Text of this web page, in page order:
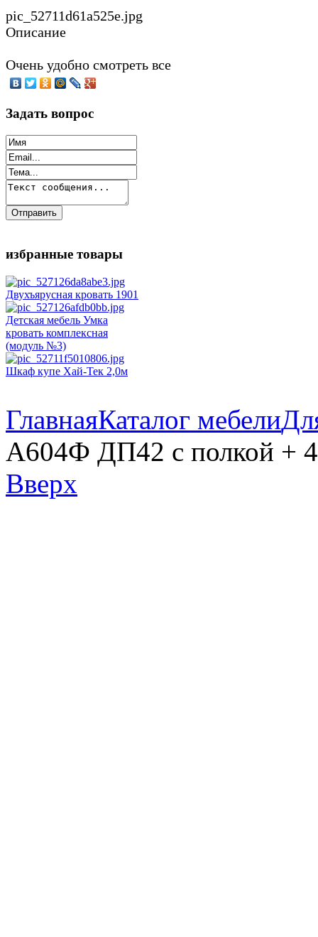
pic_52711d61a525e.jpg
Описание
Очень удобно смотреть все
Задать вопрос
избранные товары
Двухъярусная кровать 1901
Детская мебель Умка
кровать комплексная
(модуль №3)
Шкаф купе Хай-Тек 2,0м
ГлавнаяКаталог мебели
А604Ф ДП42 с полкой +
Вверх